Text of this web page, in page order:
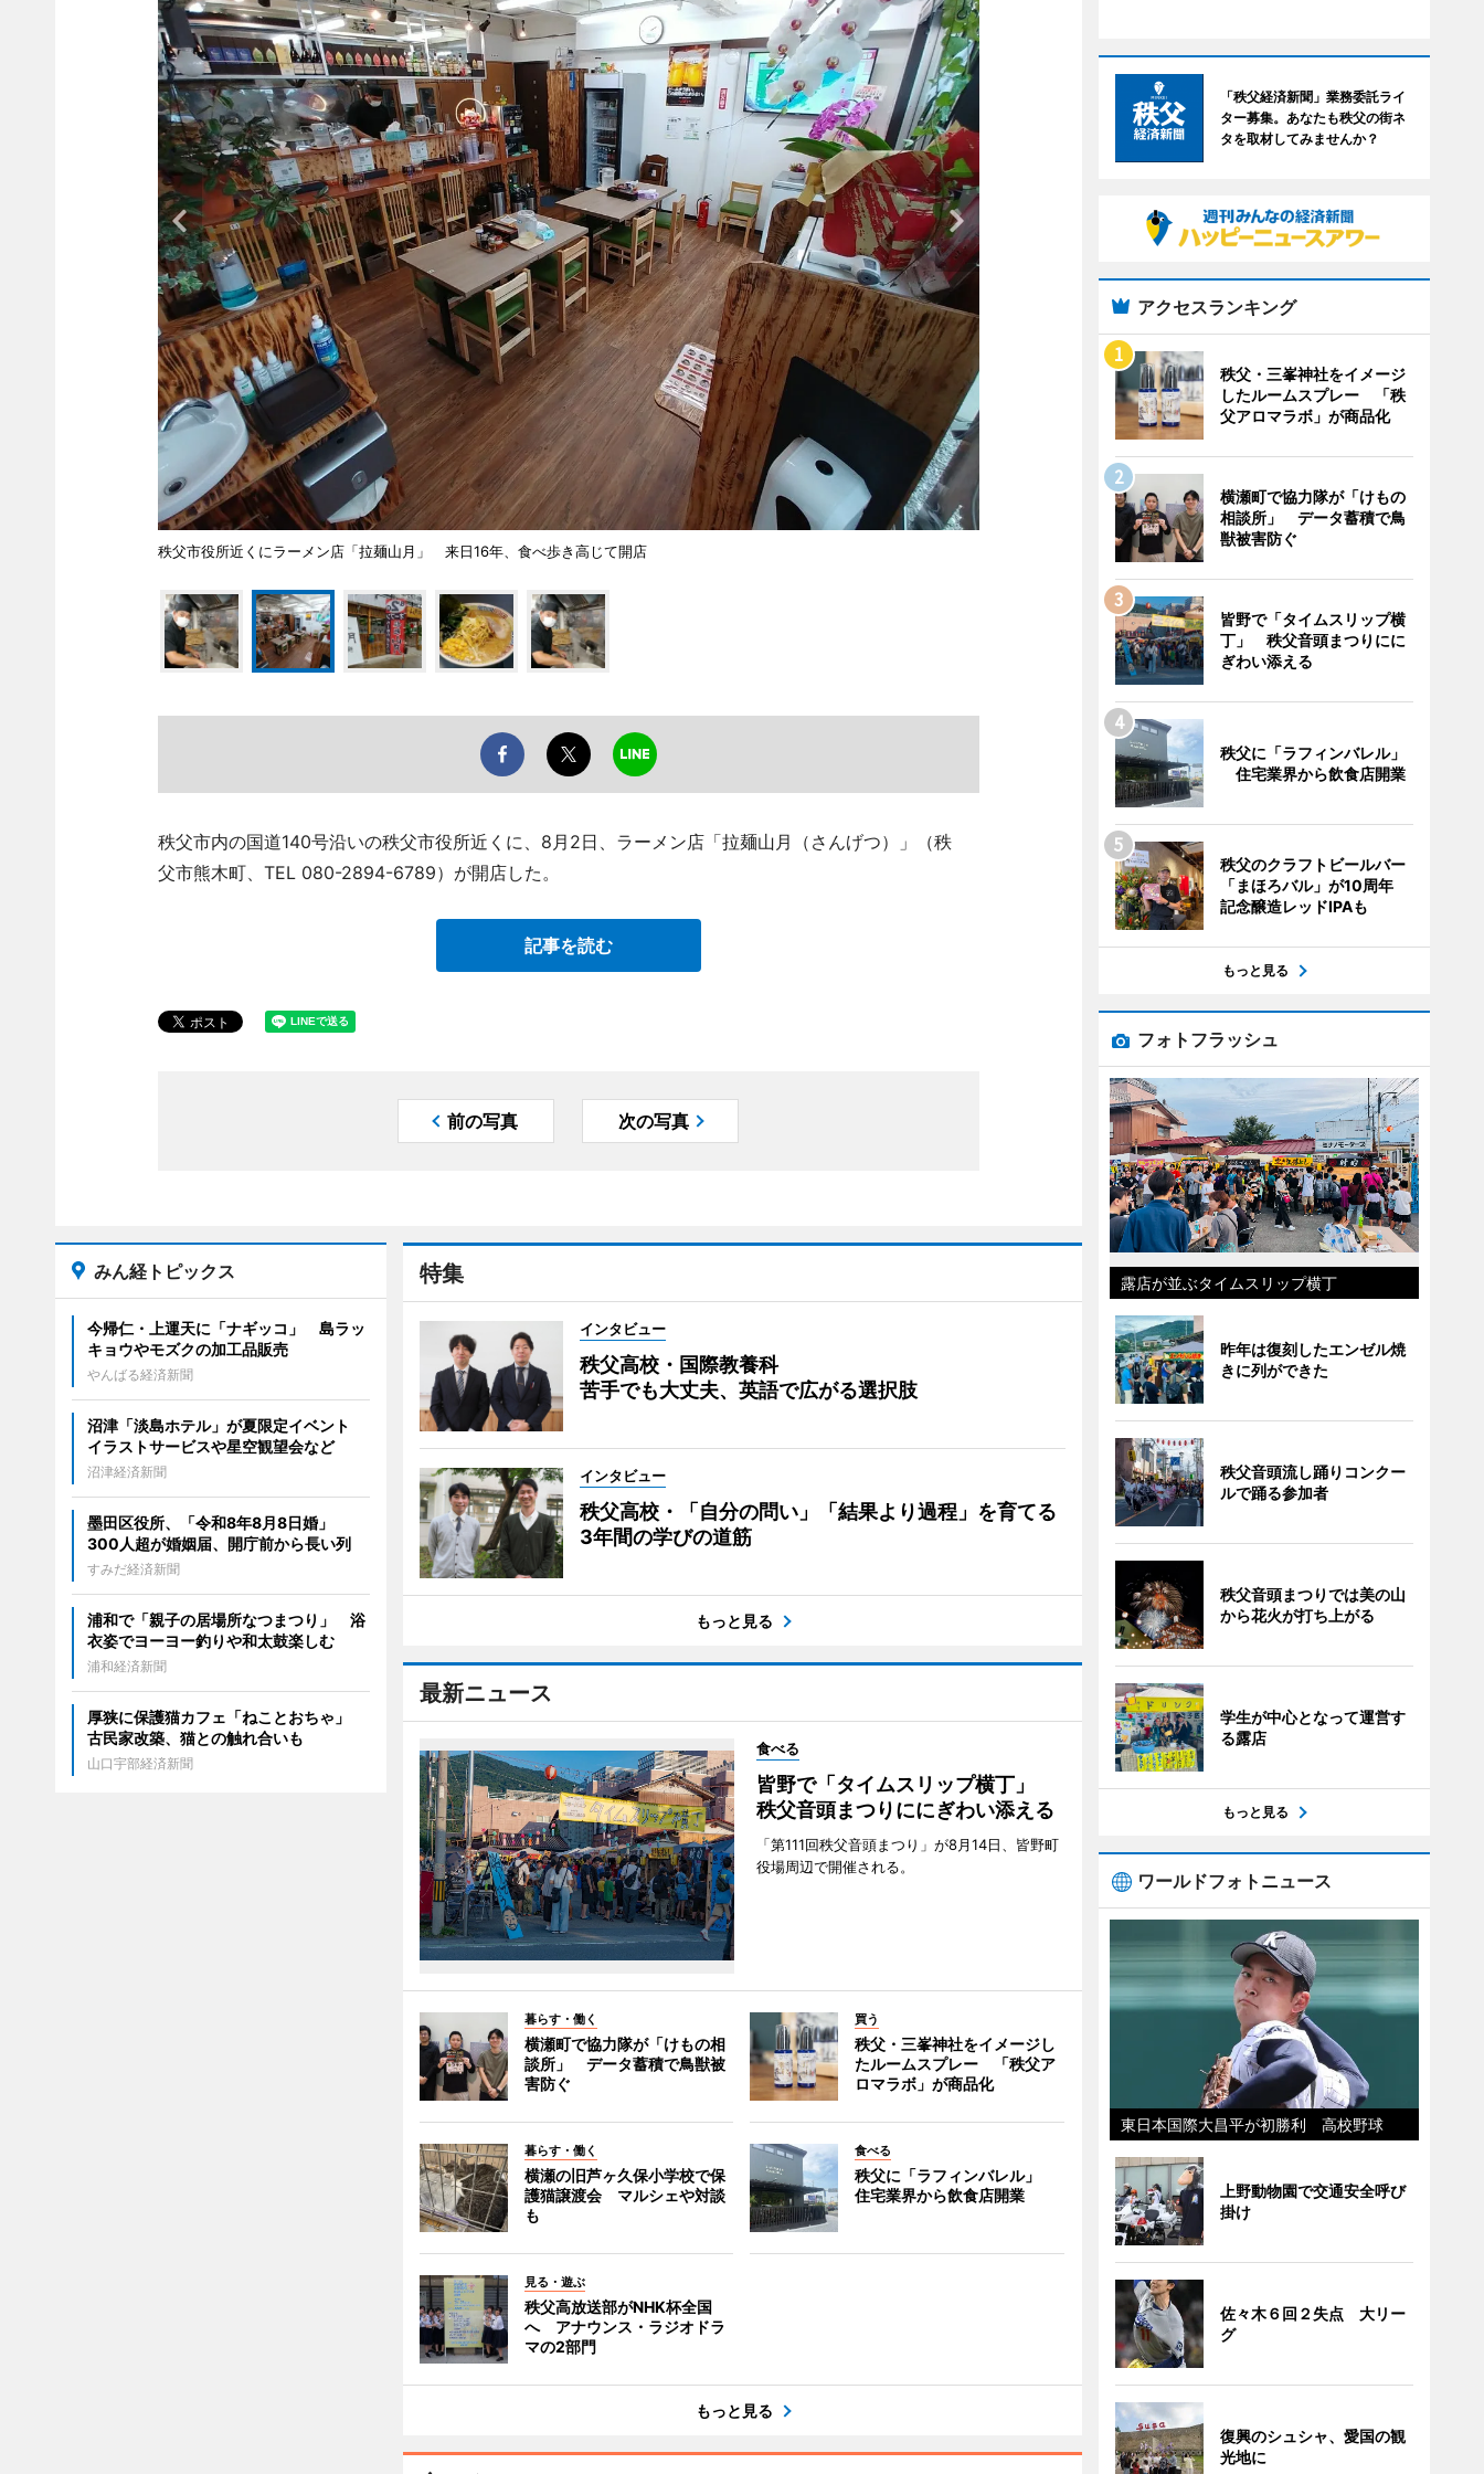
秩父市役所近くにラーメン店「拉麺山月」 来日16年、食べ歩き高じて開店
秩父市内の国道140号沿いの秩父市役所近くに、8月2日、ラーメン店「拉麺山月（さんげつ）」（秩
父市熊木町、TEL 080-2894-6789）が開店した。
記事を読む
前の写真 次の写真
特集
インタビュー
秩父高校・国際教養科
苦手でも大丈夫、英語で広がる選択肢
インタビュー
秩父高校・「自分の問い」「結果より過程」を育てる
3年間の学びの道筋
もっと見る
最新ニュース
食べる
皆野で「タイムスリップ横丁」
秩父音頭まつりににぎわい添える
「第111回秩父音頭まつり」が8月14日、皆野町
役場周辺で開催される。
暮らす・働く
横瀬町で協力隊が「けもの相
談所」 データ蓄積で鳥獣被
害防ぐ
買う
秩父・三峯神社をイメージし
たルームスプレー 「秩父ア
ロマラボ」が商品化
暮らす・働く
横瀬の旧芦ヶ久保小学校で保
護猫譲渡会 マルシェや対談
も
食べる
秩父に「ラフィンバレル」
住宅業界から飲食店開業
見る・遊ぶ
秩父高放送部がNHK杯全国
へ アナウンス・ラジオドラ
マの2部門
もっと見る
みん経トピックス
今帰仁・上運天に「ナギッコ」 島ラッ
キョウやモズクの加工品販売
やんばる経済新聞
沼津「淡島ホテル」が夏限定イベント
イラストサービスや星空観望会など
沼津経済新聞
墨田区役所、「令和8年8月8日婚」
300人超が婚姻届、開庁前から長い列
すみだ経済新聞
浦和で「親子の居場所なつまつり」 浴
衣姿でヨーヨー釣りや和太鼓楽しむ
浦和経済新聞
厚狭に保護猫カフェ「ねことおちゃ」
古民家改築、猫との触れ合いも
山口宇部経済新聞
「秩父経済新聞」業務委託ライ
ター募集。あなたも秩父の街ネ
タを取材してみませんか？
アクセスランキング
秩父・三峯神社をイメージ
したルームスプレー 「秩
父アロマラボ」が商品化
横瀬町で協力隊が「けもの
相談所」 データ蓄積で鳥
獣被害防ぐ
皆野で「タイムスリップ横
丁」 秩父音頭まつりにに
ぎわい添える
秩父に「ラフィンバレル」
住宅業界から飲食店開業
秩父のクラフトビールバー
「まほろバル」が10周年
記念醸造レッドIPAも
もっと見る
フォトフラッシュ
露店が並ぶタイムスリップ横丁
昨年は復刻したエンゼル焼
きに列ができた
秩父音頭流し踊りコンクー
ルで踊る参加者
秩父音頭まつりでは美の山
から花火が打ち上がる
学生が中心となって運営す
る露店
もっと見る
ワールドフォトニュース
東日本国際大昌平が初勝利 高校野球
上野動物園で交通安全呼び
掛け
佐々木６回２失点 大リー
グ
復興のシュシャ、愛国の観
光地に